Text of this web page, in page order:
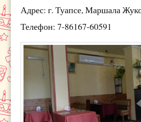
Адрес: г. Туапсе, Маршала
Телефон: 7-86167-60591